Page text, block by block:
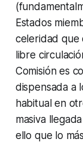
Estados
celeridad que
libre
Comisión es
dispensada a
habitual en
masiva
ello que lo